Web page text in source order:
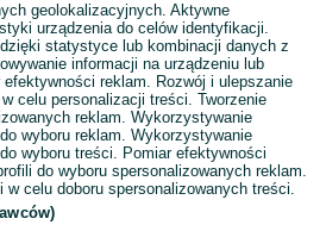
geolokalizacyjnych. Aktywne
urządzenia do celów identyfikacji.
statystyce lub kombinacji danych z
informacji na urządzeniu lub
reklam. Rozwój i ulepszanie
celu personalizacji treści. Tworzenie
reklam. Wykorzystywanie
wyboru reklam. Wykorzystywanie
wyboru treści. Pomiar efektywności
do wyboru spersonalizowanych reklam.
w celu doboru spersonalizowanych treści.